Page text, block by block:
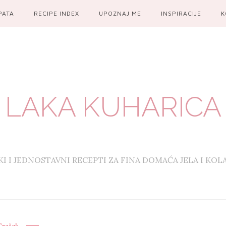
RECIPE INDEX UPOZNAJ ME INSPIRACIJE
LAKA KUHARICA
I JEDNOSTAVNI RECEPTI ZA FINA DOMAĆA JELA I